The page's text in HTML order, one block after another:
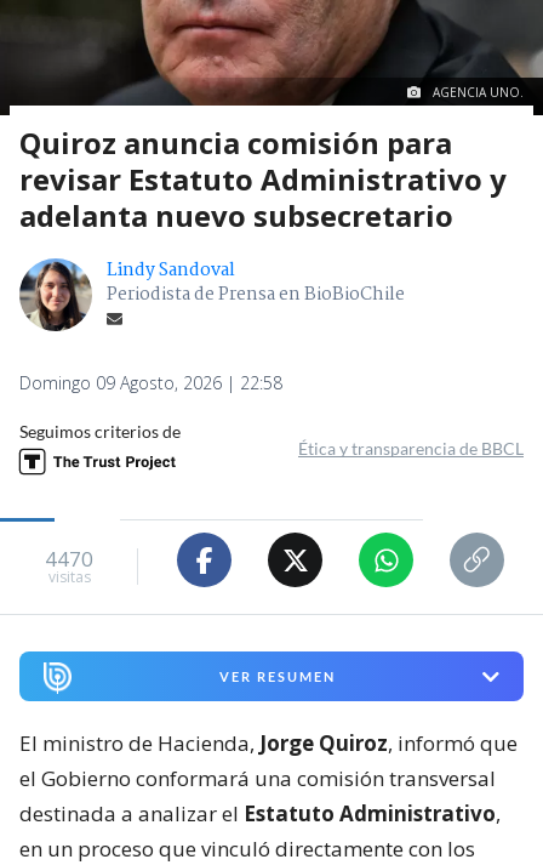
AGENCIA UNO.
Quiroz anuncia comisión para
revisar Estatuto Administrativo y
adelanta nuevo subsecretario
Lindy Sandoval
Periodista de Prensa en BioBioChile
Domingo 09 Agosto, 2026 | 22:58
Seguimos criterios de
Ética y transparencia de BBCL
4470
visitas
VER RESUMEN
El ministro de Hacienda, Jorge Quiroz, informó que
el Gobierno conformará una comisión transversal
destinada a analizar el Estatuto Administrativo,
en un proceso que vinculó directamente con los